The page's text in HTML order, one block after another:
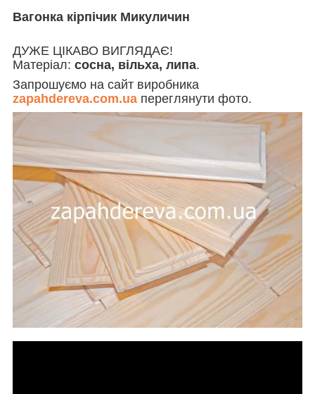
Вагонка кірпічик Микуличин
ДУЖЕ ЦІКАВО ВИГЛЯДАЄ!
Матеріал: сосна, вільха, липа.
Запрошуємо на сайт виробника
zapahdereva.com.ua переглянути фото.